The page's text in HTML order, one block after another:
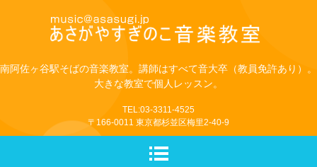
南阿佐ヶ谷駅そばの音楽教室。講師はすべて音大卒（教員免許あり）。
大きな教室で個人レッスン。
TEL:03-3311-4525
〒166-0011 東京都杉並区梅里2-40-9